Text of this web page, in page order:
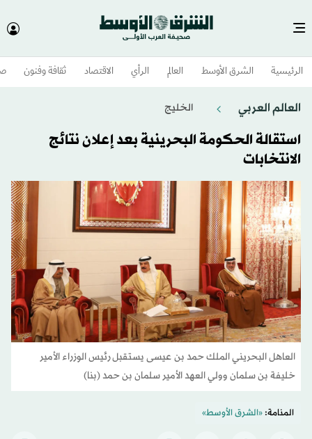
الرئيسية الشرق الأوسط​ العالم الرأي الاقتصاد ثقافة وفنون
العالم العربي الخليج
استقالة الحكومة البحرينية بعد إعلان نتائج
الانتخابات
العاهل البحريني الملك حمد بن عيسى يستقبل رئيس الوزراء الأمير
خليفة بن سلمان وولي العهد الأمير سلمان بن حمد (بنا)
المنامة:«الشرق الأوسط»